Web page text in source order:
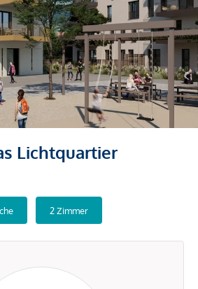
Lichtquartier
2 Zimmer